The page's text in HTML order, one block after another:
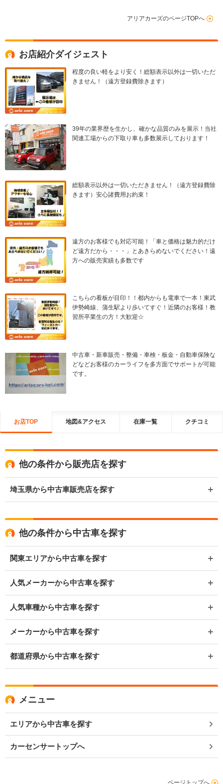
アリアカーズのページTOPへ
お店紹介ダイジェスト
程度の良い軽をより安く！総額表示以外は一切いただ
きません！（遠方登録費除きます）
39年の業界歴を生かし、確かな品質のみを展示！当社
関連工場からの下取り車も多数展示しております！
総額表示以外は一切いただきません！（遠方登録費除
きます）安心諸費用お約束！
遠方のお客様でも対応可能！「車と価格は魅力的だけ
ど遠方だから・・・」とあきらめないでください！遠
方への販売実績も多数です
こちらの看板が目印！！都内からも電車で一本！東武
伊勢崎線、蒲生駅より歩いてすぐ！近隣のお客様！教
習所卒業生の方！大歓迎☆
中古車・新車販売・整備・車検・板金・自動車保険な
どなどお客様のカーライフを多方面でサポートが可能
です。
お店TOP 地図&アクセス 在庫一覧 クチコミ
他の条件から販売店を探す
埼玉県から中古車販売店を探す
他の条件から中古車を探す
関東エリアから中古車を探す
人気メーカーから中古車を探す
人気車種から中古車を探す
メーカーから中古車を探す
都道府県から中古車を探す
メニュー
エリアから中古車を探す
カーセンサートップへ
ページトップへ